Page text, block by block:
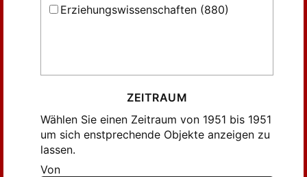
Hoffmann, Walther (4)
Kitzing, Gustav (12)
Kleiner, Alfons (8)
Lückert, Heinz-Rolf (15)
Maatsch, Elisabeth (4)
Mitze, Wilhelm (26)
Erziehungswissenschaften (880)
ZEITRAUM
Wählen Sie einen Zeitraum von 1951 bis 1951
um sich enstprechende Objekte anzeigen zu
lassen.
Von